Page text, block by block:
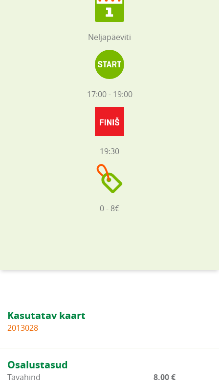
Neljapäeviti
17:00 - 19:00
19:30
0 - 8€
Kasutatav kaart
2013028
Osalustasud
Tavahind
8.00 €